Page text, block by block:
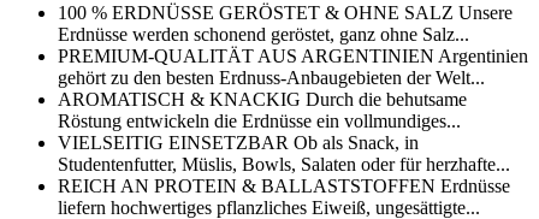
100 % ERDNÜSSE GERÖSTET & OHNE SALZ Unsere
Erdnüsse werden schonend geröstet, ganz ohne Salz...
PREMIUM-QUALITÄT AUS ARGENTINIEN Argentinien
gehört zu den besten Erdnuss-Anbaugebieten der Welt...
AROMATISCH & KNACKIG Durch die behutsame
Röstung entwickeln die Erdnüsse ein vollmundiges...
VIELSEITIG EINSETZBAR Ob als Snack, in
Studentenfutter, Müslis, Bowls, Salaten oder für herzhafte...
REICH AN PROTEIN & BALLASTSTOFFEN Erdnüsse
liefern hochwertiges pflanzliches Eiweiß, ungesättigte...